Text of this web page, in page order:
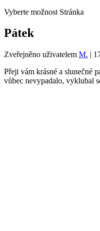
Vyberte možnost Stránka
Pátek
Zveřejněno uživatelem M. |
Přeji vám krásné a slunečné
vůbec nevypadalo, vyklubal